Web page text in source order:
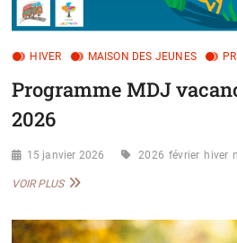
HIVER MAISON DES JEUNES
Programme MDJ
2026
15 janvier 2026 2026 février hiver
VOIR PLUSPROGRAMME
DE